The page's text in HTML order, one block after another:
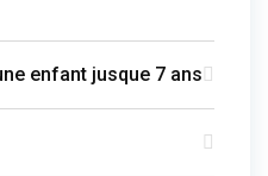
enfant jusque 7 ans